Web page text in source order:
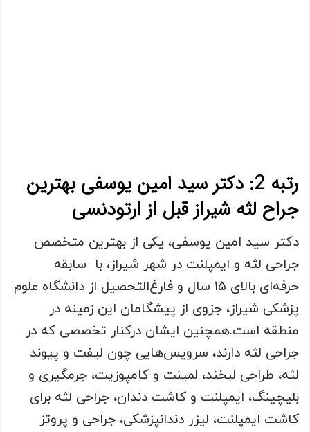
رتبه 2: دکتر سید امین یوسفی بهترین
جراح لثه شیراز قبل از ارتودنسی
دکتر سید امین یوسفی، یکی از بهترین متخصص
جراحی لثه و ایمپلنت در شهر شیراز، با سابقه
حرفه‌ای بالای ۱۵ سال و فارغ‌التحصیل از دانشگاه علوم
پزشکی شیراز، جزوی از پیشگامان این زمینه در
منطقه است.همچنین ایشان درکنار تخصصی که در
جراحی لثه دارند، سرویس‌هایی چون لیفت و پیوند
لثه، طراحی لبخند، لمینت و کامپوزیت، جرمگیری و
بلیچینگ، ایمپلنت و کاشت دندان، جراحی لثه برای
کاشت ایمپلنت، لیزر دندانپزشکی، جراحی و پروتز